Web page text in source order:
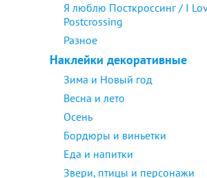
Я люблю Посткроссинг / I
Postcrossing
Разное
Наклейки декоративные
Зима и Новый год
Весна и лето
Осень
Бордюры и виньетки
Еда и напитки
Звери, птицы и персонажи